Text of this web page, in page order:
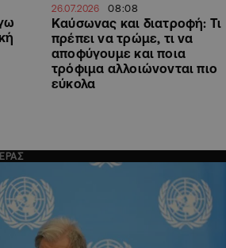
26.07.2026 08:08
Καύσωνας και διατροφή: Τι
πρέπει να τρώμε, τι να
αποφύγουμε και ποια
τρόφιμα αλλοιώνονται πιο
εύκολα